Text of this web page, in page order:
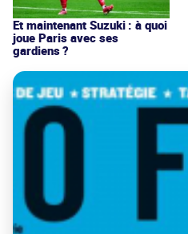
Et maintenant Suzuki : à quoi
joue Paris avec ses
gardiens ?